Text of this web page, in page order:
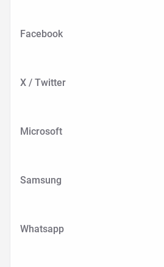
Facebook
X / Twitter
Microsoft
Samsung
Whatsapp